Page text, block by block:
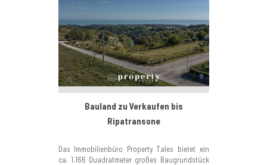
Bauland zu Verkaufen bis
Ripatransone
Das Immobilienbüro Property Tales bietet ein
ca. 1.166 Quadratmeter großes Baugrundstück